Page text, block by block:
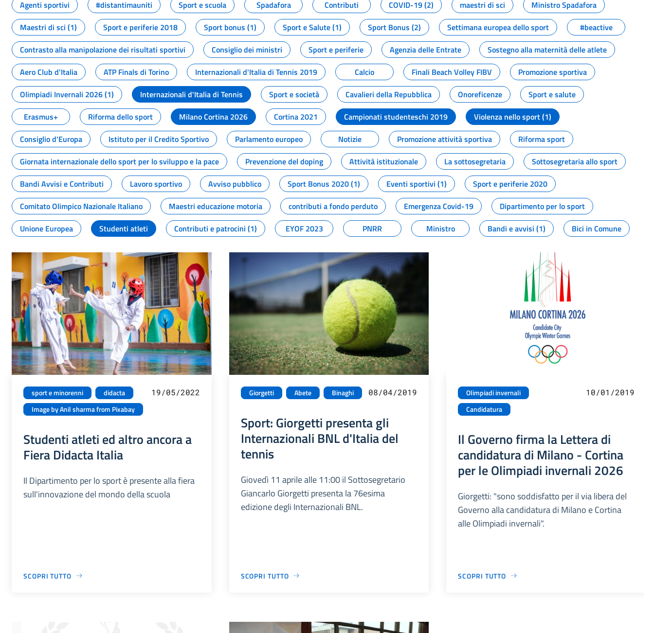
Agenti sportivi
#distantimauniti Sport e scuola Spadafora Contributi COVID-19 (2) maestri di sci
Ministro Spadafora
Maestri di sci (1)
Sport e periferie 2018 Sport bonus (1) Sport e Salute (1) Sport Bonus (2) Settimana europea dello sport
#beactive
Contrasto alla manipolazione dei risultati sportivi
Consiglio dei ministri Sport e periferie Agenzia delle Entrate
Sostegno alla maternità delle atlete
Aero Club d'Italia
ATP Finals di Torino Internazionali d'Italia di Tennis 2019 Calcio Finali Beach Volley FIBV
Promozione sportiva
Olimpiadi Invernali 2026 (1)
Internazionali d'Italia di Tennis Sport e società Cavalieri della Repubblica Onoreficenze
Sport e salute
Erasmus+
Riforma dello sport Milano Cortina 2026 Cortina 2021 Campionati studenteschi 2019
Violenza nello sport (1)
Consiglio d'Europa
Istituto per il Credito Sportivo Parlamento europeo Notizie Promozione attività sportiva
Riforma sport
Giornata internazionale dello sport per lo sviluppo e la pace
Prevenzione del doping Attività istituzionale La sottosegretaria
Sottosegretaria allo sport
Bandi Avvisi e Contributi
Lavoro sportivo Avviso pubblico Sport Bonus 2020 (1) Eventi sportivi (1)
Sport e periferie 2020
Comitato Olimpico Nazionale Italiano
Maestri educazione motoria contributi a fondo perduto Emergenza Covid-19
Dipartimento per lo sport
Unione Europea
Studenti atleti Contributi e patrocini (1) EYOF 2023 PNRR Ministro Bandi e avvisi (1) Bici in Comune
sport e minorenni
didacta
Image by Anil sharma from Pixabay
19/05/2022
Studenti atleti ed altro ancora a
Fiera Didacta Italia
Il Dipartimento per lo sport è presente alla fiera
sull'innovazione del mondo della scuola
SCOPRI TUTTO
Giorgetti Abete Binaghi 08/04/2019
Sport: Giorgetti presenta gli
Internazionali BNL d'Italia del
tennis
Giovedì 11 aprile alle 11:00 il Sottosegretario
Giancarlo Giorgetti presenta la 76esima
edizione degli Internazionali BNL.
SCOPRI TUTTO
Olimpiadi invernali
Candidatura
10/01/2019
Il Governo firma la Lettera di
candidatura di Milano - Cortina
per le Olimpiadi invernali 2026
Giorgetti: "sono soddisfatto per il via libera del
Governo alla candidatura di Milano e Cortina
alle Olimpiadi invernali".
SCOPRI TUTTO